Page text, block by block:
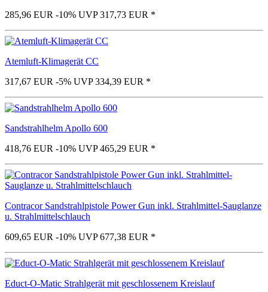
285,96 EUR -10% UVP 317,73 EUR *
Atemluft-Klimagerät CC
317,67 EUR -5% UVP 334,39 EUR *
Sandstrahlhelm Apollo 600
418,76 EUR -10% UVP 465,29 EUR *
Contracor Sandstrahlpistole Power Gun inkl. Strahlmittel-Sauglanze
u. Strahlmittelschlauch
609,65 EUR -10% UVP 677,38 EUR *
Educt-O-Matic Strahlgerät mit geschlossenem Kreislauf